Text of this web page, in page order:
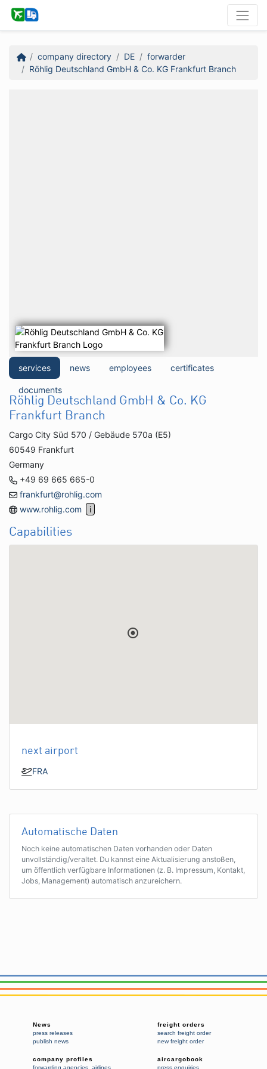
company directory DE
forwarder
Röhlig Deutschland GmbH & Co. KG Frankfurt Branch
services news employees certificates
documents
Röhlig Deutschland GmbH & Co. KG
Frankfurt Branch
Cargo City Süd 570 / Gebäude 570a (E5)
60549 Frankfurt
Germany
+49 69 665 665-0
frankfurt@rohlig.com
www.rohlig.com
Capabilities
next airport
FRA
Automatische Daten
Noch keine automatischen Daten vorhanden oder Daten
unvollständig/veraltet. Du kannst eine Aktualisierung anstoßen,
um öffentlich verfügbare Informationen (z. B. Impressum, Kontakt,
Jobs, Management) automatisch anzureichern.
News
press releases
publish news
freight orders
search freight order
new freight order
company profiles
forwarding agencies airlines
aircargobook
press enquiries